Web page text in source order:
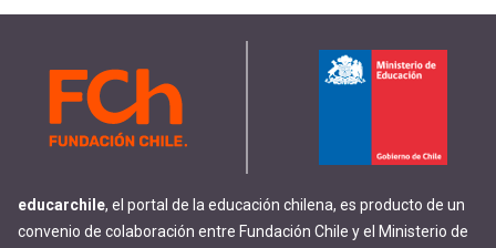
educarchile, el portal de la educación chilena, es producto de un
convenio de colaboración entre Fundación Chile y el Ministerio de